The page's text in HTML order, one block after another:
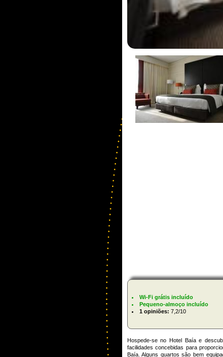
Wi-Fi grátis incluído
Pequeno-almoço incluído
1 opiniões: 7,2/10
Hospede-se no Hotel Baía e
facilidades concebidas para
Baía. Alguns quartos são bem